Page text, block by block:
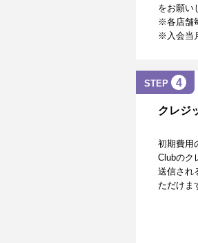
をお願い
※各店舗
※入会当
STEP 4
クレジ
初期費用
Clubのク
送信され
ただけま